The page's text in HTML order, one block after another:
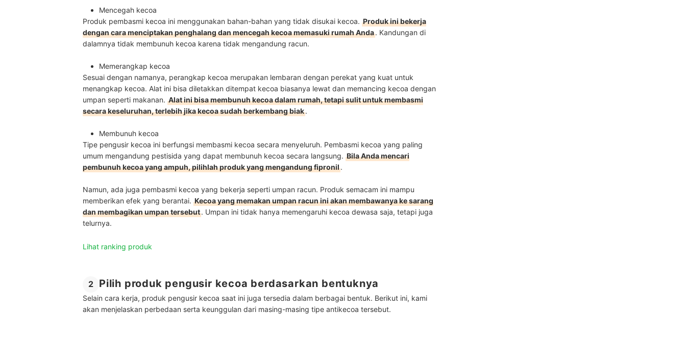
Mencegah kecoa
Produk pembasmi kecoa ini menggunakan bahan-bahan yang tidak disukai kecoa. Produk ini bekerja
dengan cara menciptakan penghalang dan mencegah kecoa memasuki rumah Anda. Kandungan di
dalamnya tidak membunuh kecoa karena tidak mengandung racun.
Memerangkap kecoa
Sesuai dengan namanya, perangkap kecoa merupakan lembaran dengan perekat yang kuat untuk
menangkap kecoa. Alat ini bisa diletakkan ditempat kecoa biasanya lewat dan memancing kecoa dengan
umpan seperti makanan. Alat ini bisa membunuh kecoa dalam rumah, tetapi sulit untuk membasmi
secara keseluruhan, terlebih jika kecoa sudah berkembang biak.
Membunuh kecoa
Tipe pengusir kecoa ini berfungsi membasmi kecoa secara menyeluruh. Pembasmi kecoa yang paling
umum mengandung pestisida yang dapat membunuh kecoa secara langsung. Bila Anda mencari
pembunuh kecoa yang ampuh, pilihlah produk yang mengandung fipronil.
Namun, ada juga pembasmi kecoa yang bekerja seperti umpan racun. Produk semacam ini mampu
memberikan efek yang berantai. Kecoa yang memakan umpan racun ini akan membawanya ke sarang
dan membagikan umpan tersebut. Umpan ini tidak hanya memengaruhi kecoa dewasa saja, tetapi juga
telurnya.
Lihat ranking produk
2 Pilih produk pengusir kecoa berdasarkan bentuknya
Selain cara kerja, produk pengusir kecoa saat ini juga tersedia dalam berbagai bentuk. Berikut ini, kami
akan menjelaskan perbedaan serta keunggulan dari masing-masing tipe antikecoa tersebut.